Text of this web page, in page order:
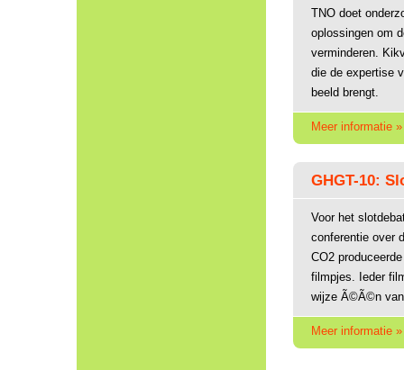
TNO doet
oplossingen om
verminderen.
die de expertise
beeld brengt.
Meer informatie »
GHGT-10:
Voor het
conferentie over
CO2
filmpjes. Ieder
wijze Ã©Ã©n
Meer informatie »